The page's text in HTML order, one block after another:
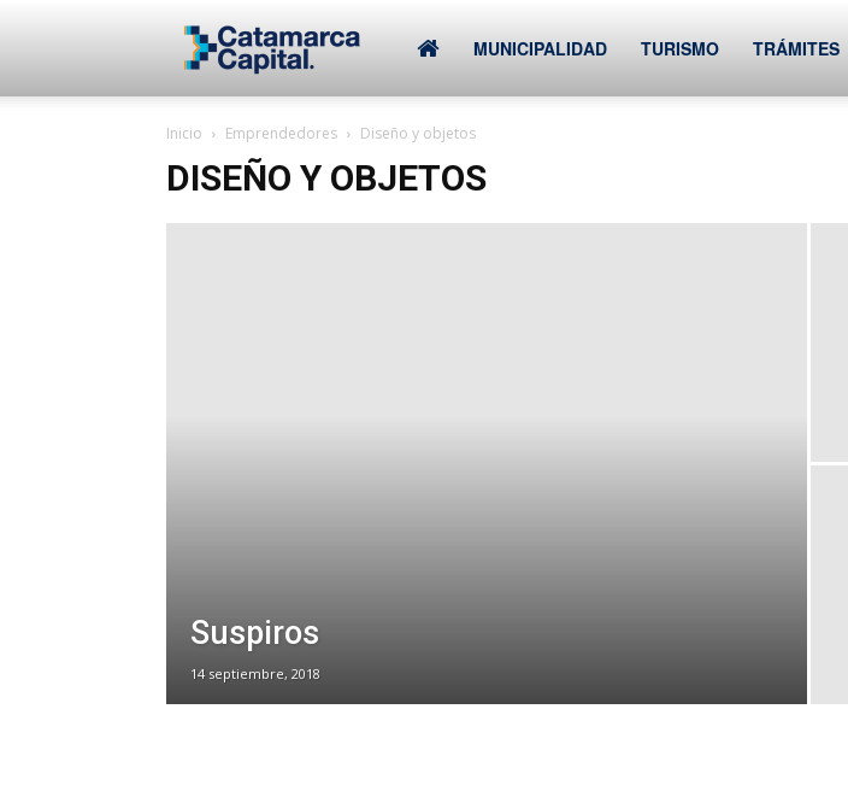
Municipalidad
MUNICIPALIDAD TURISMO TRÁMITES
Inicio Emprendedores Diseño y objetos
DISEÑO Y OBJETOS
Suspiros
14 septiembre, 2018